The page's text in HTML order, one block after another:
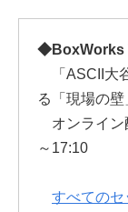
◆BoxWorks
「ASCII大
る「現場の壁
オンライン
～17:10
すべての